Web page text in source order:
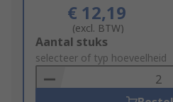
€ 12,19
(excl. BTW)
Add
to
Basket
Aantal stuks
selecteer of typ hoeveelheid